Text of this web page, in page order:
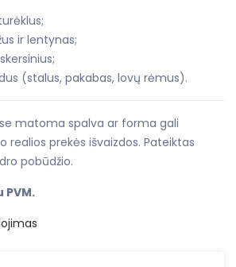
ir lentynas;
(stalus, pakabas, lovų rėmus).
matoma spalva ar forma gali
realios prekės išvaizdos. Pateiktas
pobūdžio.